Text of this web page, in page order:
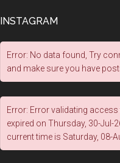
INSTAGRAM
Error: No data found, Try
and make sure you have
Error: Error validating
expired on Thursday, 30-Jul-
current time is Saturday, 08-